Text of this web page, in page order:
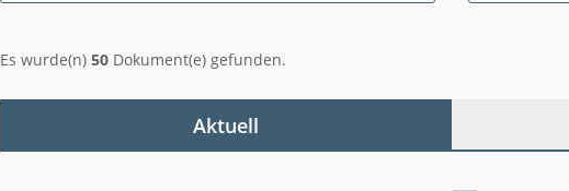
Es wurde(n) 50Dokument(e) gefunden.
Aktuell